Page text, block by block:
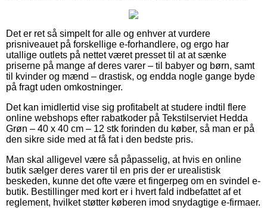
Det er ret så simpelt for alle og enhver at vurdere
prisniveauet på forskellige e-forhandlere, og ergo har
utallige outlets på nettet været presset til at at sænke
priserne på mange af deres varer – til babyer og børn, samt
til kvinder og mænd – drastisk, og endda nogle gange byde
på fragt uden omkostninger.
Det kan imidlertid vise sig profitabelt at studere indtil flere
online webshops efter rabatkoder på Tekstilserviet Hedda
Grøn – 40 x 40 cm – 12 stk forinden du køber, så man er på
den sikre side med at få fat i den bedste pris.
Man skal alligevel være så påpasselig, at hvis en online
butik sælger deres varer til en pris der er urealistisk
beskeden, kunne det ofte være et fingerpeg om en svindel e-
butik. Bestillinger med kort er i hvert fald indbefattet af et
reglement, hvilket støtter køberen imod snydagtige e-firmaer.